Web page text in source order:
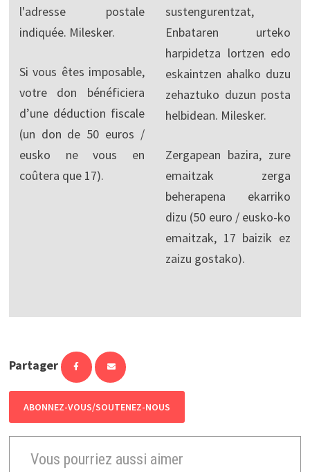
l'adresse postale
indiquée. Milesker.
Si vous êtes imposable,
votre don bénéficiera
d’une déduction fiscale
(un don de 50 euros /
eusko ne vous en
coûtera que 17).
sustengurentzat,
Enbataren urteko
harpidetza lortzen edo
eskaintzen ahalko duzu
zehaztuko duzun posta
helbidean. Milesker.
Zergapean bazira, zure
emaitzak zerga
beherapena ekarriko
dizu (50 euro / eusko-ko
emaitzak, 17 baizik ez
zaizu gostako).
Partager
ABONNEZ-VOUS/SOUTENEZ-NOUS
Vous pourriez aussi aimer